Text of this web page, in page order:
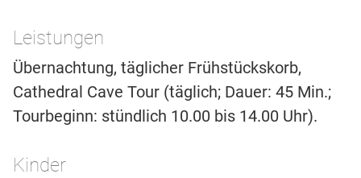
Leistungen
Übernachtung, täglicher Frühstückskorb,
Cathedral Cave Tour (täglich; Dauer: 45 Min.;
Tourbeginn: stündlich 10.00 bis 14.00 Uhr).
Kinder